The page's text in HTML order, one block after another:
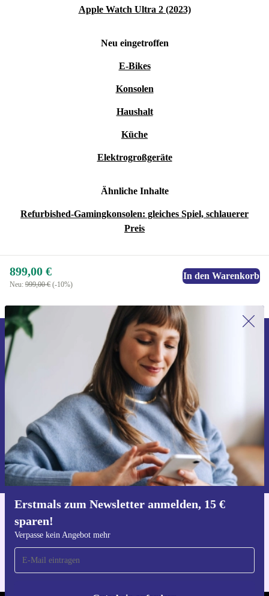
Apple Watch Ultra 2 (2023)
Neu eingetroffen
E-Bikes
Konsolen
Haushalt
Küche
Elektrogroßgeräte
Ähnliche Inhalte
Refurbished-Gamingkonsolen: gleiches Spiel, schlauerer
Preis
899,00 €
Neu: 999,00 € (-10%)
In den Warenkorb
Erstmals zum Newsletter anmelden, 15 €
sparen!
Verpasse kein Angebot mehr
Erstmals zum Newsletter anmelden,
15 € sparen!
Verpasse kein Angebot mehr.
Gutschein anfordern
Informationen über die Verwendung personenbezogener Daten findest
du in unsererDatenschutzerklärung.
Für iOS und Android